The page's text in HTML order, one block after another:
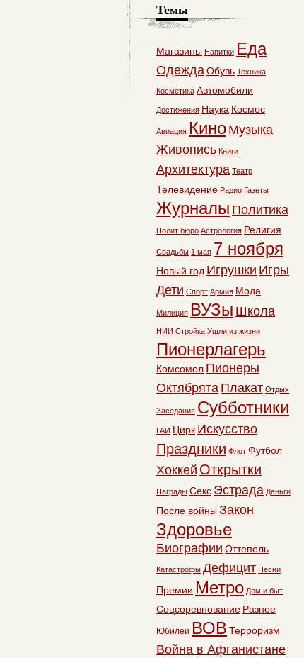
Темы
Магазины Напитки Еда
ОдеждаОбувь Техника
Косметика Автомобили
Достижения Наука Космос
Авиация Кино Музыка
Живопись Книги
Архитектура Театр
Телевидение Радио Газеты
Журналы Политика
Полит бюро Астрология Религия
Свадьбы 1 мая 7 ноября
Новый год Игрушки Игры
Дети Спорт Армия Мода
Милиция ВУЗы Школа
НИИ Стройка Ушли из жизни
Пионерлагерь
Комсомол Пионеры
Октябрята Плакат Отдых
Заседания Субботники
ГАИ Цирк Искусство
Праздники Флот Футбол
Хоккей Открытки
Награды Секс Эстрада Деньги
После войны Закон
Здоровье
Биографии Оттепель
Катастрофы Дефицит Песни
Премии Метро Дом и быт
Соцсоревнование Разное
Юбилеи ВОВ Терроризм
Война в Афганистане